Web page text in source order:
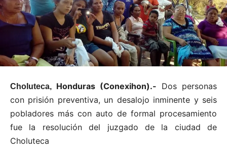
Choluteca, Honduras (Conexihon).- Dos personas
con prisión preventiva, un desalojo inminente y seis
pobladores más con auto de formal procesamiento
fue la resolución del juzgado de la ciudad de
Choluteca